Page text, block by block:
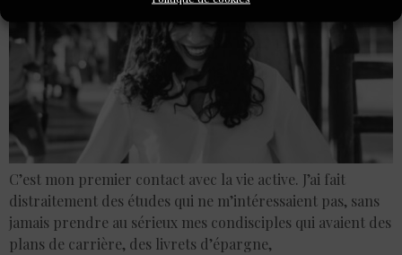
C’est mon premier contact avec la vie active. J’ai fait
distraitement des études qui ne m’intéressaient pas, sans
jamais prendre au sérieux mes condisciples qui avaient des
plans de carrière, des livrets d’épargne,